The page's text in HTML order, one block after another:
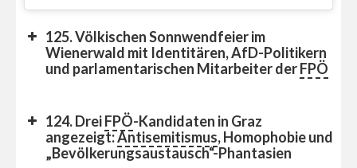
125. Völkischen Sonnwendfeier im
Wienerwald mit Identitären, AfD-Politikern
und parlamentarischen Mitarbeiter derFPÖ
124. DreiFPÖ-Kandidaten in Graz
angezeigt:Antisemitismus, Homophobie und
„Bevölkerungsaustausch“-Phantasien
Seit Jahresbeginn wurden drei Männer